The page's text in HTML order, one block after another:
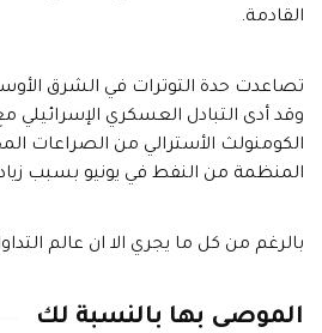
القادمة.
تصاعدت حدة التوترات في الشرق
وقد أدى التبادل العسكري الإسرائيلي
الكومنولث الأسترالي من الصراعات
المنظمة من النفط في يونيو بسبب زيادة
بالرغم من كل ما يجري الا ان عالم
الموصى بها بالنسبة لك